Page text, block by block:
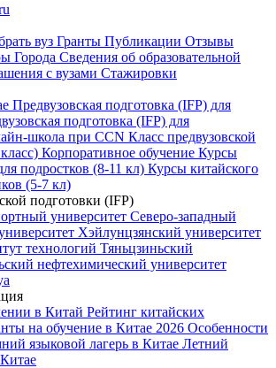
вуз Гранты Публикации Отзывы
Города Сведения об образовательной
с вузами Стажировки
Предвузовская подготовка (IFP) для
подготовка (IFP) для
школа при CCN Класс предвузовской
Корпоративное обучение Курсы
подростков (8-11 кл) Курсы китайского
(5-7 кл)
подготовки (IFP)
университет Северо-западный
Хэйлунцзянский университет
технологий Тяньцзиньский
нефтехимический университет
в Китай Рейтинг китайских
на обучение в Китае 2026 Особенности
языковой лагерь в Китае Летний